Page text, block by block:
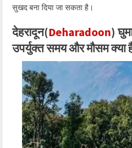
सुखद बना दिया जा सकता है।
देहरादून(Deharadoon)
उपर्युक्त समय और मौसम क्या